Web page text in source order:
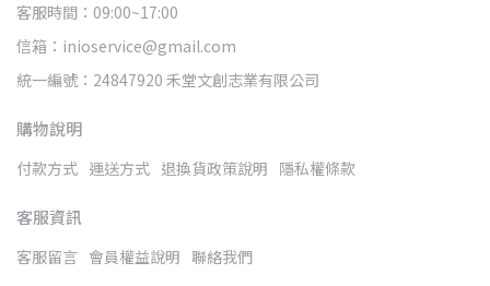
客服時間：09:00~17:00
信箱：inioservice@gmail.com
統一編號：24847920 禾堂文創志業有限公司
購物說明
付款方式 運送方式 退換貨政策說明 隱私權條款
客服資訊
客服留言 會員權益說明 聯絡我們